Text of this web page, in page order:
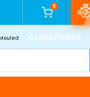
0
CLIMATISEUR